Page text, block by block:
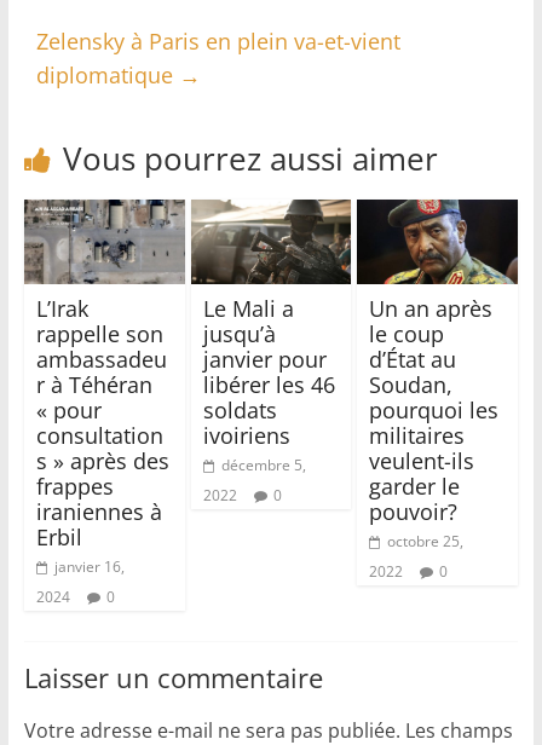
Zelensky à Paris en plein va-et-vient
diplomatique →
Vous pourrez aussi aimer
L’Irak
rappelle son
ambassadeu
r à Téhéran
« pour
consultation
s » après des
frappes
iraniennes à
Erbil
janvier 16,
2024
0
Le Mali a
jusqu’à
janvier pour
libérer les 46
soldats
ivoiriens
décembre 5,
2022
0
Un an après
le coup
d’État au
Soudan,
pourquoi les
militaires
veulent-ils
garder le
pouvoir?
octobre 25,
2022
0
Laisser un commentaire
Votre adresse e-mail ne sera pas publiée. Les champs